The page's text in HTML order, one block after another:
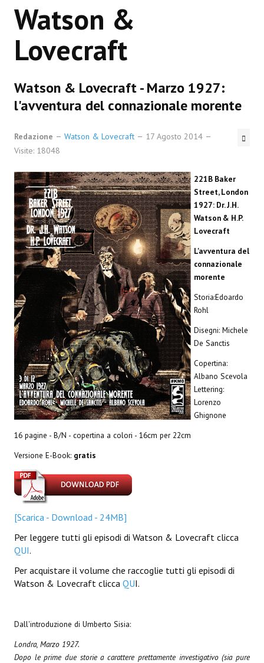
BOARD
News
Contest
Spazio Cagliostro@Lucca 2014
Spazio Cagliostro@Lucca 2016
Spazio Cagliostro@Lucca 2017
Casa Cagliostro@Lucca2018
#baseLUna@Lucca 2019
PUBBLICAZIONI
Gli Albi di Occidente
DownLoad
Bonsai
I Classici del Fumetto Indipendente
Lettera 33
Prisma
yKronos
Spaghetti Western
Be Side
Watson &
Lovecraft
Watson & Lovecraft - Marzo 1927:
l'avventura del connazionale morente
Redazione Watson & Lovecraft
17 Agosto 2014
Visite: 18048
221B Baker
Street, London
1927: Dr. J.H.
Watson & H.P.
Lovecraft
L'avventura del
connazionale
morente
Storia:Edoardo
Rohl
Disegni: Michele
De Sanctis
Copertina:
Albano Scevola
Lettering:
Lorenzo
Ghignone
16 pagine - B/N - copertina a colori - 16cm per 22cm
Versione E-Book: gratis
[Scarica - Download - 24MB]
Per leggere tutti gli episodi di Watson & Lovecraft clicca
QUI.
Per acquistare il volume che raccoglie tutti gli episodi di
Watson & Lovecraft clicca QUI.
Dall'introduzione di Umberto Sisia:
Londra, Marzo 1927.
Dopo le prime due storie a carattere prettamente investigativo (sia pure